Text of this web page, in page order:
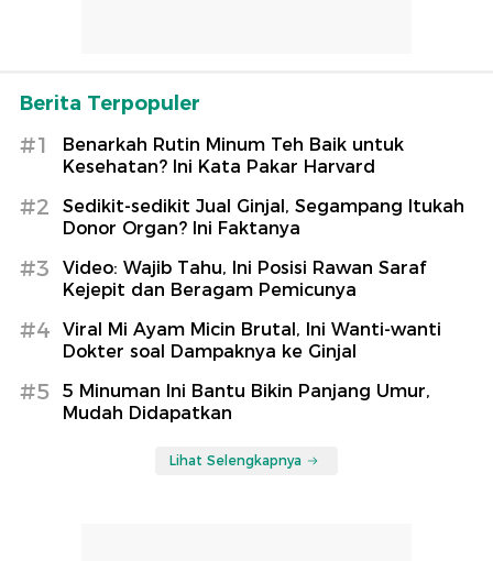
Berita Terpopuler
#1
Benarkah Rutin Minum Teh Baik untuk
Kesehatan? Ini Kata Pakar Harvard
#2
Sedikit-sedikit Jual Ginjal, Segampang Itukah
Donor Organ? Ini Faktanya
#3
Video: Wajib Tahu, Ini Posisi Rawan Saraf
Kejepit dan Beragam Pemicunya
#4
Viral Mi Ayam Micin Brutal, Ini Wanti-wanti
Dokter soal Dampaknya ke Ginjal
#5
5 Minuman Ini Bantu Bikin Panjang Umur,
Mudah Didapatkan
Lihat Selengkapnya